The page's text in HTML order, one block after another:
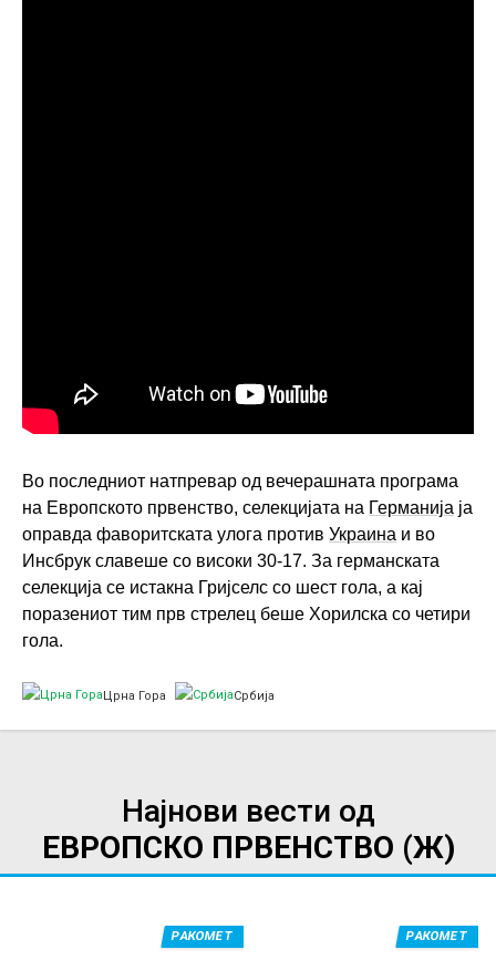
Во последниот натпревар од вечерашната програма
на Европското првенство, селекцијата на Германија ја
оправда фаворитската улога против Украина и во
Инсбрук славеше со високи 30-17. За германската
селекција се истакна Гријселс со шест гола, а кај
поразениот тим прв стрелец беше Хорилска со четири
гола.
Црна Гора Србија
Најнови вести од
ЕВРОПСКО ПРВЕНСТВО (Ж)
РАКОМЕТ РАКОМЕТ